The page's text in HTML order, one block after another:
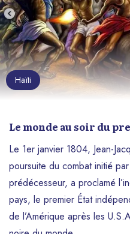
Haïti
Le monde au soir du
Le 1er janvier 1804, Jean-
poursuite du combat initié
prédécesseur, a proclamé
pays, le premier État
de l’Amérique après les